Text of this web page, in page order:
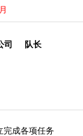
司 队长
完成各项任务